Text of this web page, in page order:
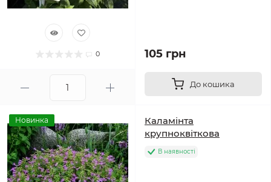
0 105 грн
До кошика
Новинка
Каламінта
крупноквіткова
В наявності